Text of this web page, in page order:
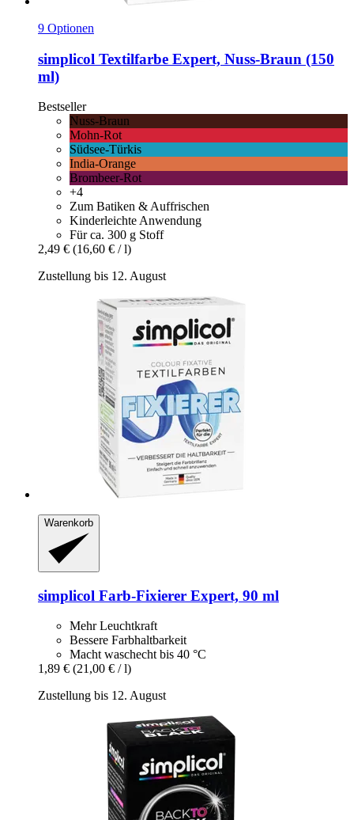
9 Optionen
simplicol Textilfarbe Expert, Nuss-​Braun (150
ml)
Bestseller
Nuss-Braun
Mohn-Rot
Südsee-Türkis
India-Orange
Brombeer-Rot
+4
Zum Batiken & Auffrischen
Kinderleichte Anwendung
Für ca. 300 g Stoff
2,49 € (16,60 € / l)
Zustellung bis 12. August
Warenkorb
simplicol Farb-​Fixierer Expert, 90 ml
Mehr Leuchtkraft
Bessere Farbhaltbarkeit
Macht waschecht bis 40 °C
1,89 € (21,00 € / l)
Zustellung bis 12. August